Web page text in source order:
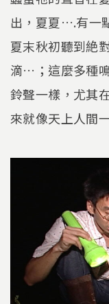
出，夏夏….有一
夏末秋初聽到絶
滴…；這麼多種
鈴聲一樣，尤其
來就像天上人間